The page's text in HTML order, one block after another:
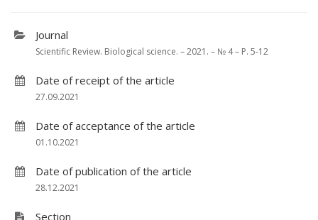
Journal
Scientific Review. Biological science. – 2021. – № 4 – P. 5-12
Date of receipt of the article
27.09.2021
Date of acceptance of the article
01.10.2021
Date of publication of the article
28.12.2021
Section